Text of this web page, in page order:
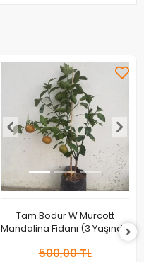
Tam Bodur W Murcott
Mandalina Fidanı (3 Yaşında
500,00 TL